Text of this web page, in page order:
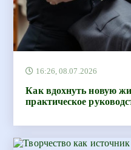
16:26, 08.07.2026
Как вдохнуть новую
практическое